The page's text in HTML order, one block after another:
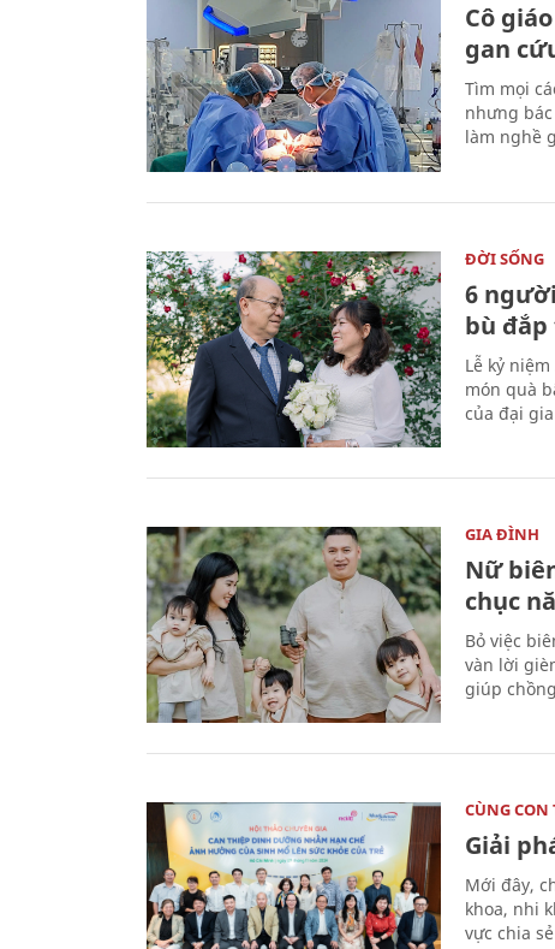
Cô
gan
Tìm mọi
nhưng
làm nghề
ĐỜI SỐNG
6
bù
Lễ kỷ
món quà
của đại
GIA ĐÌNH
Nữ
chục
Bỏ việc
vàn lời
giúp
CÙNG
Giải
Mới đây,
khoa, nhi
vực chia